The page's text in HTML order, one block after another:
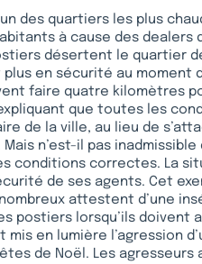
un des quartiers les plus
à cause des dealers
désertent le quartier
en sécurité au moment
faire quatre kilomètres
que toutes les
de la ville, au lieu de
Mais n’est-il pas
conditions correctes. La
de ses agents. Cet
attestent d’une
postiers lorsqu’ils doivent
mis en lumière l’agression
de Noël. Les